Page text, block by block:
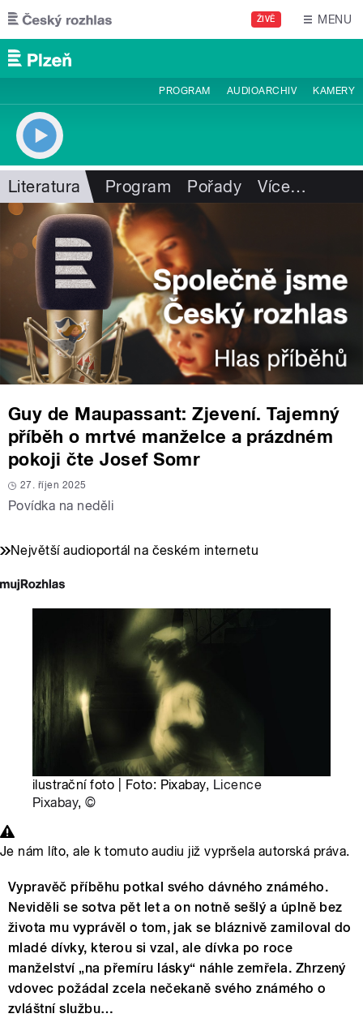
Přejít k hlavnímu obsahu
ŽIVĚ MENU
PROGRAM AUDIOARCHIV KAMERY
Literatura Program Pořady Více…
Guy de Maupassant: Zjevení. Tajemný
příběh o mrtvé manželce a prázdném
pokoji čte Josef Somr
27. říjen 2025
Povídka na neděli
Největší audioportál na českém internetu
ilustrační foto | Foto: Pixabay, Licence
Pixabay,©
Je nám líto, ale k tomuto audiu již vypršela autorská práva.
Vypravěč příběhu potkal svého dávného známého.
Neviděli se sotva pět let a on notně sešlý a úplně bez
života mu vyprávěl o tom, jak se bláznivě zamiloval do
mladé dívky, kterou si vzal, ale dívka po roce
manželství „na přemíru lásky“ náhle zemřela. Zhrzený
vdovec požádal zcela nečekaně svého známého o
zvláštní službu…